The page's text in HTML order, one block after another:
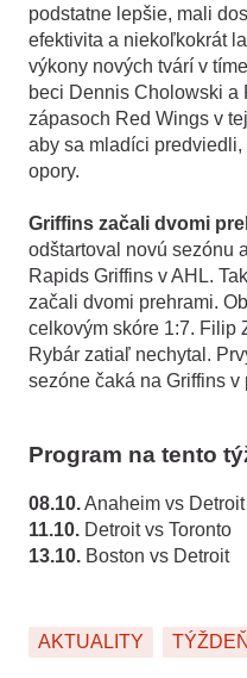
podstatne lepšie, mali
efektivita a niekoľkokrát
výkony nových tvárí v
beci Dennis Cholowski a
zápasoch Red Wings v
aby sa mladíci
opory.
Griffins začali dvomi
odštartoval novú sezónu
Rapids Griffins v AHL.
začali dvomi prehrami.
celkovým skóre 1:7. Filip
Rybár zatiaľ nechytal.
sezóne čaká na Griffins
Program na tento
08.10.Anaheim vs Detroit
11.10. Detroit vs Toronto
13.10. Boston vs Detroit
AKTUALITY